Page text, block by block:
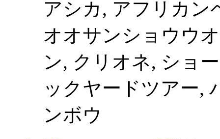
アシカ, アフリカン
オオサンショウウ
ン, クリオネ, ショ
ックヤードツアー,
ンボウ